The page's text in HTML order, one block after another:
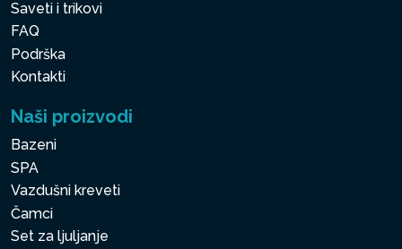
Saveti i trikovi
FAQ
Podrška
Kontakti
Naši proizvodi
Bazeni
SPA
Vazdušni kreveti
Čamci
Set za ljuljanje